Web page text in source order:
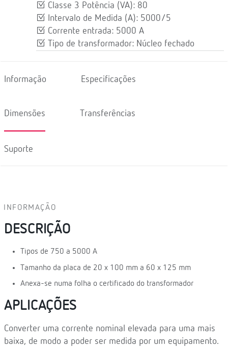
Classe 3 Potência (VA): 80
Intervalo de Medida (A): 5000/5
Corrente entrada: 5000 A
Tipo de transformador: Núcleo fechado
Informação Especificações
Dimensões Transferências
Suporte
INFORMAÇÃO
DESCRIÇÃO
Tipos de 750 a 5000 A
Tamanho da placa de 20 x 100 mm a 60 x 125 mm
Anexa-se numa folha o certificado do transformador
APLICAÇÕES
Converter uma corrente nominal elevada para uma mais
baixa, de modo a poder ser medida por um equipamento.